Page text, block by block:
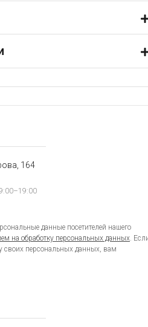
164
данные посетителей нашего
на обработку персональных данных.
своих персональных данных, вам